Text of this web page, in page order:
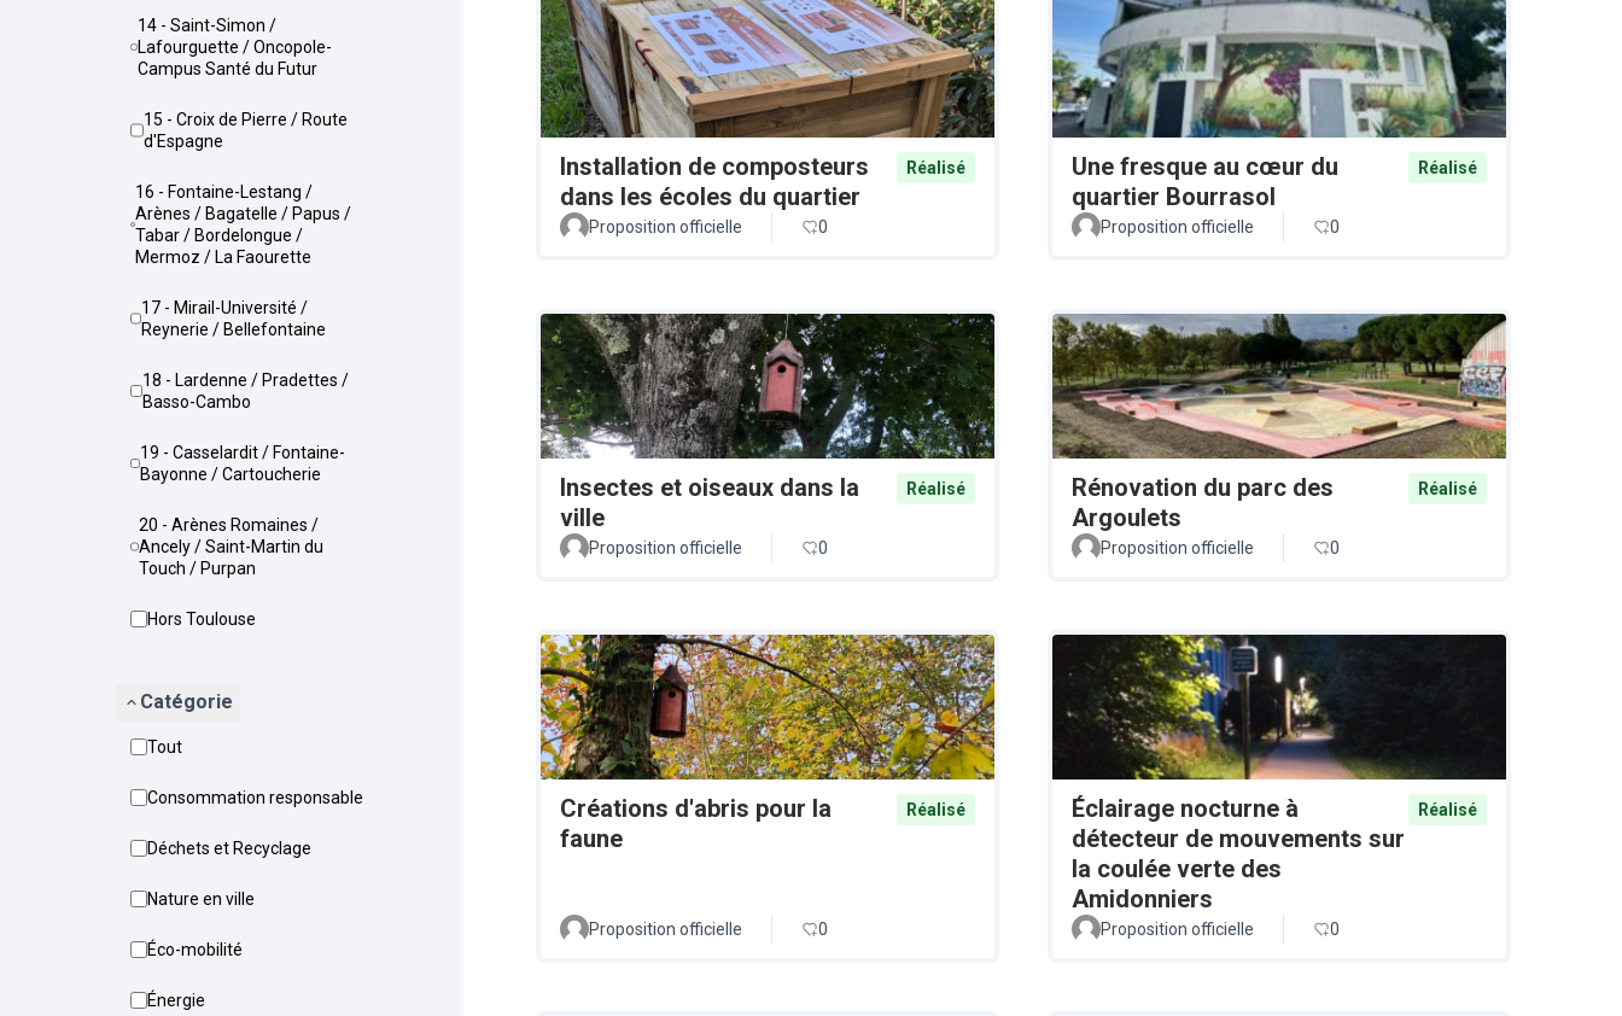
14 - Saint-Simon /
Lafourguette / Oncopole-
Campus Santé du Futur
15 - Croix de Pierre / Route
d'Espagne
16 - Fontaine-Lestang /
Arènes / Bagatelle / Papus /
Tabar / Bordelongue /
Mermoz / La Faourette
17 - Mirail-Université /
Reynerie / Bellefontaine
18 - Lardenne / Pradettes /
Basso-Cambo
19 - Casselardit / Fontaine-
Bayonne / Cartoucherie
20 - Arènes Romaines /
Ancely / Saint-Martin du
Touch / Purpan
Hors Toulouse
Catégorie
Tout
Consommation responsable
Déchets et Recyclage
Nature en ville
Éco-mobilité
Énergie
Installation de composteurs
dans les écoles du quartier
Réalisé
Proposition officielle 0
Une fresque au cœur du
quartier Bourrasol
Réalisé
Proposition officielle 0
Insectes et oiseaux dans la
ville
Réalisé
Proposition officielle 0
Rénovation du parc des
Argoulets
Réalisé
Proposition officielle 0
Créations d'abris pour la
faune
Réalisé
Proposition officielle 0
Éclairage nocturne à
détecteur de mouvements sur
la coulée verte des
Amidonniers
Réalisé
Proposition officielle 0